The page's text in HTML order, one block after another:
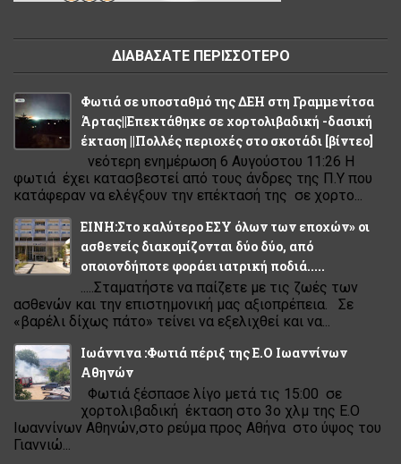
ΔΙΑΒΑΣΑΤΕ ΠΕΡΙΣΣΟΤΕΡΟ
Φωτιά σε υποσταθμό της ΔΕΗ στη Γραμμενίτσα
Άρτας||Επεκτάθηκε σε χορτολιβαδική -δασική
έκταση ||Πολλές περιοχές στο σκοτάδι [βίντεο]
νεότερη ενημέρωση 6 Αυγούστου 11:26 Η
φωτιά έχει κατασβεστεί από τους άνδρες της Π.Υ που
κατάφεραν να ελέγξουν την επέκτασή της σε χορτο...
ΕΙΝΗ:Στο καλύτερο ΕΣΥ όλων των εποχών» οι
ασθενείς διακομίζονται δύο δύο, από
οποιονδήποτε φοράει ιατρική ποδιά.....
.....Σταματήστε να παίζετε με τις ζωές των
ασθενών και την επιστημονική μας αξιοπρέπεια. Σε
«βαρέλι δίχως πάτο» τείνει να εξελιχθεί και να...
Ιωάννινα :Φωτιά πέριξ της Ε.Ο Ιωαννίνων
Αθηνών
Φωτιά ξέσπασε λίγο μετά τις 15:00 σε
χορτολιβαδική έκταση στο 3ο χλμ της Ε.Ο
Ιωαννίνων Αθηνών,στο ρεύμα προς Αθήνα στο ύψος του
Γιαννιώ...